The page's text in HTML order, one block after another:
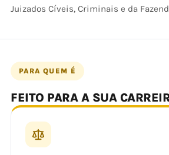
Juizados Cíveis, Criminais e da
PARA QUEM É
FEITO PARA A SUA